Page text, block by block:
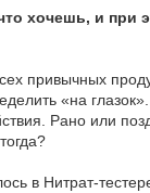
хочешь, и при
привычных
«на
Рано или
в Нитрат-